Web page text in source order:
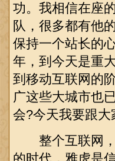
功。我相信在座
队，很多都有他
保持一个站长的
年，到今天是重
到移动互联网的
广这些大城市也
会?今天我要跟
整个互联网，